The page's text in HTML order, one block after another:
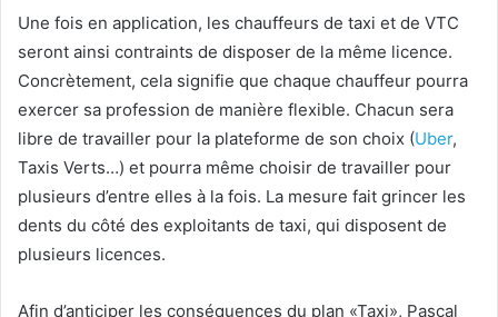
Une fois en application, les chauffeurs de taxi et de VTC
seront ainsi contraints de disposer de la même licence.
Concrètement, cela signifie que chaque chauffeur pourra
exercer sa profession de manière flexible. Chacun sera
libre de travailler pour la plateforme de son choix (Uber,
Taxis Verts…) et pourra même choisir de travailler pour
plusieurs d’entre elles à la fois. La mesure fait grincer les
dents du côté des exploitants de taxi, qui disposent de
plusieurs licences.
Afin d’anticiper les conséquences du plan «Taxi», Pascal